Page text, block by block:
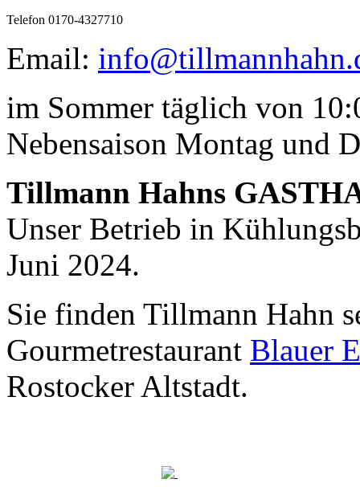
Modernes Kochen mit dem Blick für
Regionalität, Frische und
Wirtschaftlichkeit.
Geheimnisse, die
Telefon 0170-4327710
Email:
im Sommer täglich von
Nebensaison Montag und
Tillmann Hahns
Unser Betrieb in
Juni 2024.
Sie finden Tillmann Hahn
Gourmetrestaurant Blauer
Rostocker Altstadt.